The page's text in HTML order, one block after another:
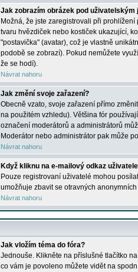
Jak zobrazím obrázek pod uživatelským
Možná, že jste zaregistrovali při
tvaru hvězdiček nebo kostiček ukazující,
"postavička" (avatar), což je vlastně
podobě se zobrazí). Pokud nemůžete
že se hodí).
Návrat nahoru
Jak změní svoje zařazení?
Obecně vzato, svoje zařazení přímo
na použitém vzhledu). Většina fór
označení moderátorů a administrátorů
Moderátor nebo administrátor pak může
Návrat nahoru
Když kliknu na e-mailový odkaz
Pouze registrovaní uživatelé mohou
umožňuje zbavit se otravných
Návrat nahoru
Jak vložím téma do fóra?
Jednouše. Klikněte na příslušné tlačítko
co vám je povoleno můžete vidět na